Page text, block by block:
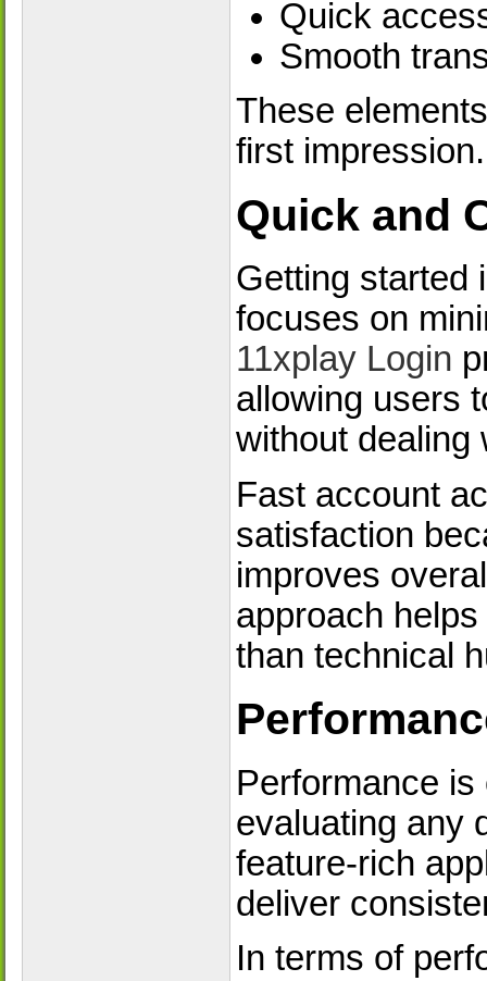
Quick
Smooth
These
first impression.
Quick and
Getting started
focuses on
11xplay Login
allowing users
without dealing
Fast account
satisfaction
improves
approach
than technical
Performance
evaluating any
feature-rich
deliver
In terms of